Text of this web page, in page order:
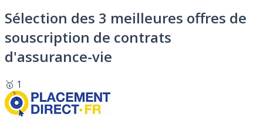
Sélection des 3 meilleures offres de
souscription de contrats
d'assurance-vie
🥇 1